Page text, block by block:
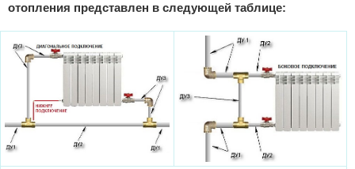
отопления представлен в следующей таблице: